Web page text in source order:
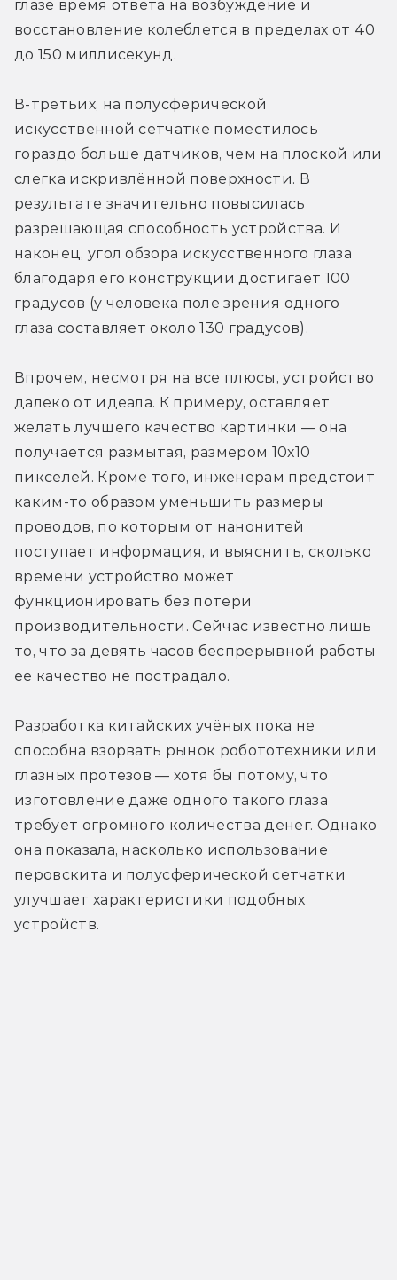
глазе время ответа на возбуждение и
восстановление колеблется в пределах от 40
до 150 миллисекунд.
В-третьих, на полусферической
искусственной сетчатке поместилось
гораздо больше датчиков, чем на плоской или
слегка искривлённой поверхности. В
результате значительно повысилась
разрешающая способность устройства. И
наконец, угол обзора искусственного глаза
благодаря его конструкции достигает 100
градусов (у человека поле зрения одного
глаза составляет около 130 градусов).
Впрочем, несмотря на все плюсы, устройство
далеко от идеала. К примеру, оставляет
желать лучшего качество картинки — она
получается размытая, размером 10х10
пикселей. Кроме того, инженерам предстоит
каким-то образом уменьшить размеры
проводов, по которым от нанонитей
поступает информация, и выяснить, сколько
времени устройство может
функционировать без потери
производительности. Сейчас известно лишь
то, что за девять часов беспрерывной работы
ее качество не пострадало.
Разработка китайских учёных пока не
способна взорвать рынок робототехники или
глазных протезов — хотя бы потому, что
изготовление даже одного такого глаза
требует огромного количества денег. Однако
она показала, насколько использование
перовскита и полусферической сетчатки
улучшает характеристики подобных
устройств.